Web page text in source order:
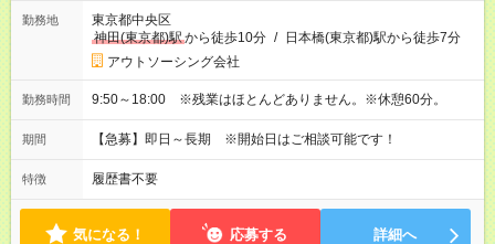
勤務地
東京都中央区
神田(東京都)駅から徒歩10分 / 日本橋(東京都)駅から徒歩7分
アウトソーシング会社
勤務時間 9:50～18:00 ※残業はほとんどありません。※休憩60分。
期間 【急募】即日～長期 ※開始日はご相談可能です！
特徴 履歴書不要
気になる！ 応募する 詳細へ